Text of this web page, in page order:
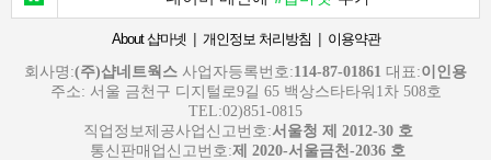
About 샵마넷 | 개인정보 처리방침 | 이용약관
회사명:(주)샵네트웍스 사업자등록번호:114-87-01861 대표:이인용
주소: 서울 금천구 디지털로9길 65 백상스타타워1차 508호
TEL:02)851-0815
직업정보제공사업신고번호:서울청 제 2012-30 호
통신판매업신고번호:제 2020-서울금천-2036 호